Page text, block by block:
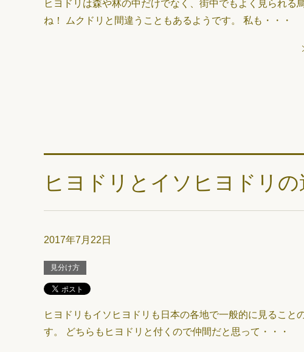
ヒヨドリは森や林の中だけでなく、街中でもよく見られる
ね！ ムクドリと間違うこともあるようです。 私も・・・
ヒヨドリとイソヒヨドリの
2017年7月22日
見分け方
ヒヨドリもイソヒヨドリも日本の各地で一般的に見ること
す。 どちらもヒヨドリと付くので仲間だと思って・・・